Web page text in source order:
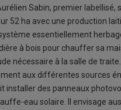
Sabin, premier labellisé,
52 ha avec une production
essentiellement
à bois pour chauffer sa
nécessaire à la salle de
aux différentes sources
installer des panneaux
eau solaire. Il envisage